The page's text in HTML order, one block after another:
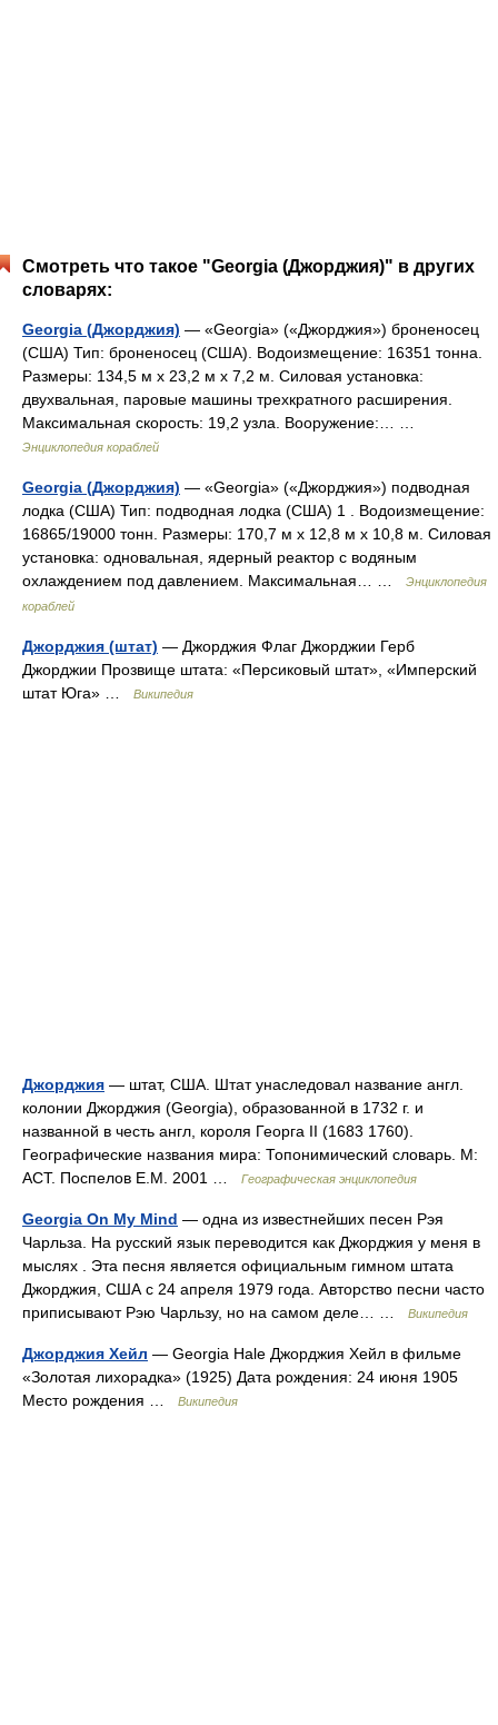
Смотреть что такое "Georgia (Джорджия)" в других
словарях:
Georgia (Джорджия) — «Georgia» («Джорджия») броненосец
(США) Тип: броненосец (США). Водоизмещение: 16351 тонна.
Размеры: 134,5 м х 23,2 м х 7,2 м. Силовая установка:
двухвальная, паровые машины трехкратного расширения.
Максимальная скорость: 19,2 узла. Вооружение:… …
Энциклопедия кораблей
Georgia (Джорджия) — «Georgia» («Джорджия») подводная
лодка (США) Тип: подводная лодка (США) 1 . Водоизмещение:
16865/19000 тонн. Размеры: 170,7 м х 12,8 м х 10,8 м. Силовая
установка: одновальная, ядерный реактор с водяным
охлаждением под давлением. Максимальная… …
Энциклопедия
кораблей
Джорджия (штат) — Джорджия Флаг Джорджии Герб
Джорджии Прозвище штата: «Персиковый штат», «Имперский
штат Юга» …
Википедия
Джорджия — штат, США. Штат унаследовал название англ.
колонии Джорджия (Georgia), образованной в 1732 г. и
названной в честь англ, короля Георга II (1683 1760).
Географические названия мира: Топонимический словарь. М:
АСТ. Поспелов Е.М. 2001 …
Географическая энциклопедия
Georgia On My Mind — одна из известнейших песен Рэя
Чарльза. На русский язык переводится как Джорджия у меня в
мыслях . Эта песня является официальным гимном штата
Джорджия, США с 24 апреля 1979 года. Авторство песни часто
приписывают Рэю Чарльзу, но на самом деле… …
Википедия
Джорджия Хейл — Georgia Hale Джорджия Хейл в фильме
«Золотая лихорадка» (1925) Дата рождения: 24 июня 1905
Место рождения …
Википедия